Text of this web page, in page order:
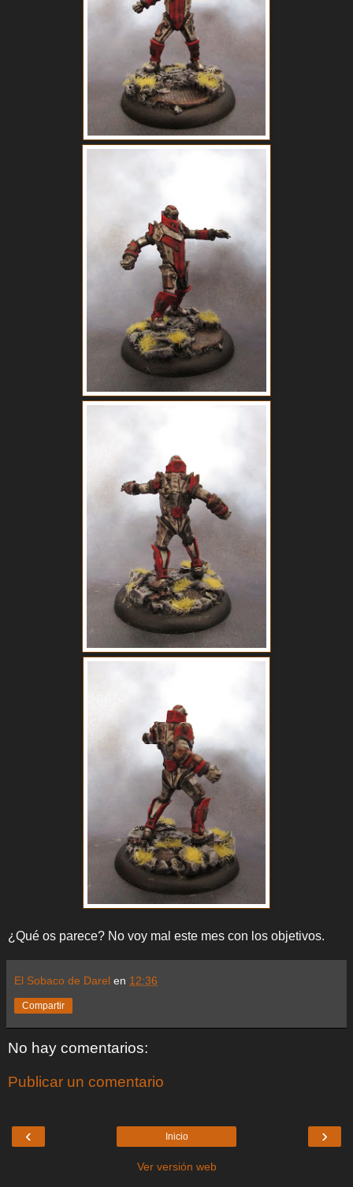
¿Qué os parece? No voy mal este mes con los objetivos.
El Sobaco de Darel en 12:36
Compartir
No hay comentarios:
Publicar un comentario
‹ ›
Inicio
Ver versión web